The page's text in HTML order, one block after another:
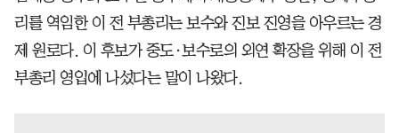
리를 역임한 이 전 부총리는 보수와 진보 진영을 아우르는 경
제 원로다. 이 후보가 중도·보수로의 외연 확장을 위해 이 전
부총리 영입에 나섰다는 말이 나왔다.